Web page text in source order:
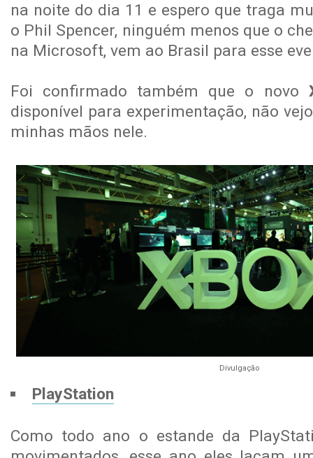
na noite do dia 11 e espero que traga
o Phil Spencer, ninguém menos que o
na Microsoft, vem ao Brasil para esse
Foi confirmado também que o novo
disponível para experimentação, não
minhas mãos nele.
Divulgação
PlayStation
Como todo ano o estande da